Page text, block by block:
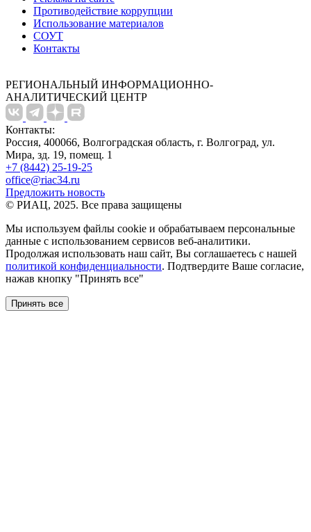
Противодействие коррупции
Использование материалов
СОУТ
Контакты
РЕГИОНАЛЬНЫЙ ИНФОРМАЦИОННО-
АНАЛИТИЧЕСКИЙ ЦЕНТР
Контакты:
Россия, 400066, Волгоградская область, г. Волгоград, ул.
Мира, зд. 19, помещ. 1
+7 (8442) 25-19-25
office@riac34.ru
Предложить новость
© РИАЦ, 2025. Все права защищены
Мы используем файлы сookie и обрабатываем персональные
данные с использованием сервисов веб-аналитики.
Продолжая использовать наш сайт, Вы соглашаетесь с нашей
политикой конфиденциальности. Подтвердите Ваше согласие,
нажав кнопку "Принять все"
Принять все